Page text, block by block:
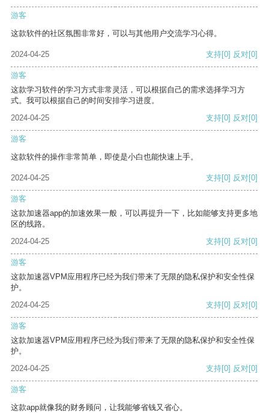
游客
这款软件的社区氛围非常好，可以与其他用户交流学习心得。
2024-04-25 支持[0] 反对[0]
游客
这款学习软件的学习方式非常灵活，可以根据自己的需求选择学习方
式。我可以根据自己的时间安排学习进度。
2024-04-25
支持[0] 反对[0]
游客
这款软件的操作非常简单，即使是小白也能快速上手。
2024-04-25 支持[0] 反对[0]
游客
这款加速器app的加速效果一般，可以再提升一下，比如能够支持更多地
区的线路。
2024-04-25
支持[0] 反对[0]
游客
这款加速器VPM应用程序已经为我们带来了无限的隐私保护和安全性保
护。
2024-04-25
支持[0] 反对[0]
游客
这款加速器VPM应用程序已经为我们带来了无限的隐私保护和安全性保
护。
2024-04-25
支持[0] 反对[0]
游客
这款app就像我的财务顾问，让我能够省钱又省心。